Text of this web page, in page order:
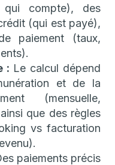
qui compte), des
(qui est payé),
paiement (taux,
: Le calcul dépend
et de la
(mensuelle,
que des règles
vs facturation
paiements précis